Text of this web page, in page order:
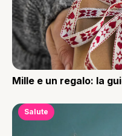
Mille e un regalo: la
Salute